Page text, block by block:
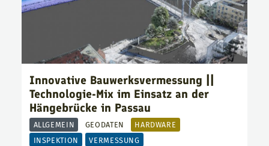
Innovative Bauwerksvermessung ||
Technologie-Mix im Einsatz an der
Hängebrücke in Passau
ALLGEMEIN GEODATEN
HARDWARE
INSPEKTION
VERMESSUNG